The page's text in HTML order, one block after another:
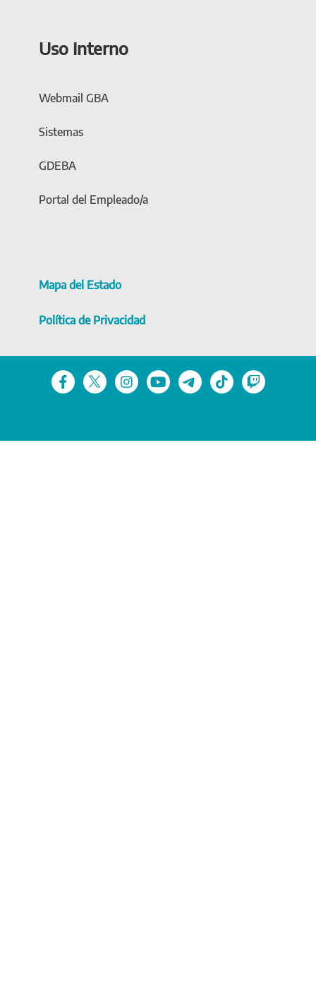
Uso Interno
Webmail GBA
Sistemas
GDEBA
Portal del Empleado/a
Mapa del Estado
Política de Privacidad